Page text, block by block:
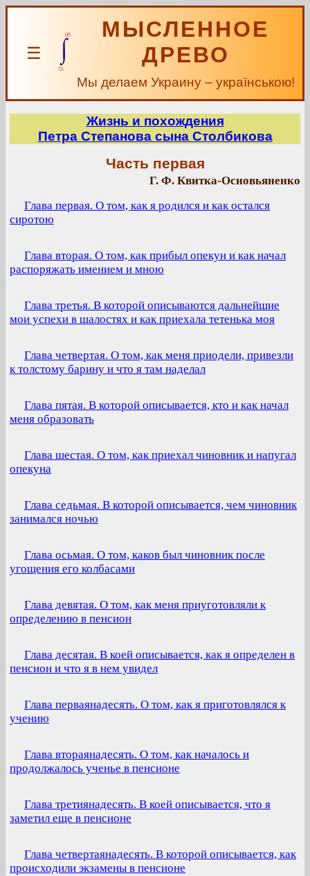
☰
МЫСЛЕННОЕ
ДРЕВО
Мы делаем Украину – українською!
Жизнь и похождения
Петра Степанова сына Столбикова
Часть первая
Г. Ф. Квитка-Основьяненко
Глава первая. О том, как я родился и как остался
сиротою
Глава вторая. О том, как прибыл опекун и как начал
распоряжать имением и мною
Глава третья. В которой описываются дальнейшие
мои успехи в шалостях и как приехала тетенька моя
Глава четвертая. О том, как меня приодели, привезли
к толстому барину и что я там наделал
Глава пятая. В которой описывается, кто и как начал
меня образовать
Глава шестая. О том, как приехал чиновник и напугал
опекуна
Глава седьмая. В которой описывается, чем чиновник
занимался ночью
Глава осьмая. О том, каков был чиновник после
угощения его колбасами
Глава девятая. О том, как меня приуготовляли к
определению в пенсион
Глава десятая. В коей описывается, как я определен в
пенсион и что я в нем увидел
Глава перваянадесять. О том, как я приготовлялся к
учению
Глава втораянадесять. О том, как началось и
продолжалось ученье в пенсионе
Глава третиянадесять. В коей описывается, что я
заметил еще в пенсионе
Глава четвертаянадесять. В которой описывается, как
происходили экзамены в пенсионе